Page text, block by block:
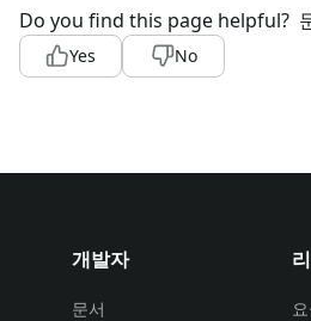
Do you find this page helpful?
Yes No
개발자
문서